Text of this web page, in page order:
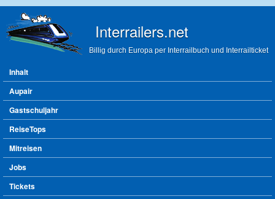
Interrailers.net
Billig durch Europa per Interrailbuch und Interrailticket
Hauptmenü
Inhalt
Aupair
Gastschuljahr
ReiseTops
Mitreisen
Jobs
Tickets